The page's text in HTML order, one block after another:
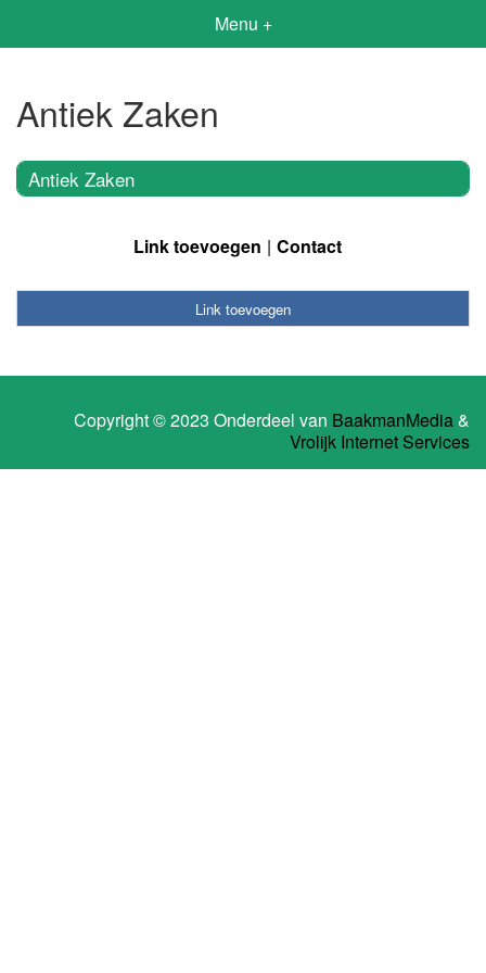
Menu +
Antiek Zaken
Antiek Zaken
Link toevoegen Contact
Link toevoegen
Copyright © 2023 Onderdeel van BaakmanMedia&
Vrolijk Internet Services